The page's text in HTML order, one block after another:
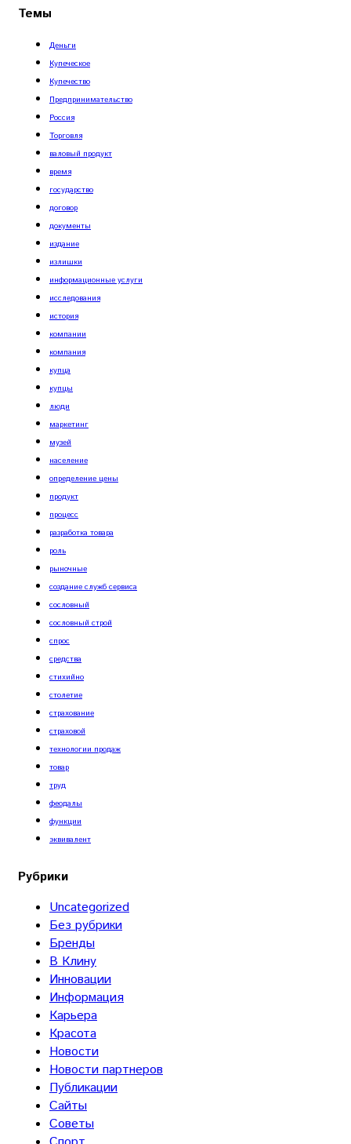
Темы
Деньги
Купеческое
Купечество
Предпринимательство
Россия
Торговля
валовый продукт
время
государство
договор
документы
издание
излишки
информационные услуги
исследования
история
компании
компания
купца
купцы
люди
маркетинг
музей
население
определение цены
продукт
процесс
разработка товара
роль
рыночные
создание служб сервиса
сословный
сословный строй
спрос
средства
стихийно
столетие
страхование
страховой
технологии продаж
товар
труд
феодалы
функции
эквивалент
Рубрики
Uncategorized
Без рубрики
Бренды
В Клину
Инновации
Информация
Карьера
Красота
Новости
Новости партнеров
Публикации
Сайты
Советы